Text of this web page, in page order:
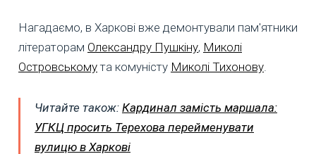
Нагадаємо, в Харкові вже демонтували пам'ятники
літераторам Олександру Пушкіну, Миколі
Островськомута комуністу Миколі Тихонову.
Читайте також: Кардинал замість маршала:
УГКЦ просить Терехова перейменувати
вулицю в Харкові